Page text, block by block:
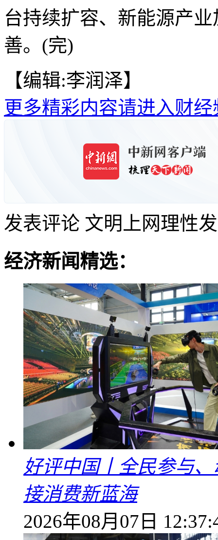
台持续扩容、新能源产
善。(完)
【编辑:李润泽】
更多精彩内容请进入财经
发表评论 文明上网理性
经济新闻精选：
好评中国丨全民参与
接消费新蓝海
2026年08月07日